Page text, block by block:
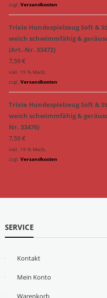
zzgl. Versandkosten
Trixie Hundespielzeug Soft &
weich schwimmfähig &
(Art.-Nr. 33472)
7,59€
inkl. 19 % MwSt.
zzgl. Versandkosten
Trixie Hundespielzeug Soft &
weich schwimmfähig &
Nr. 33476)
7,59€
inkl. 19 % MwSt.
zzgl. Versandkosten
SERVICE
Kontakt
Mein Konto
Warenkorb